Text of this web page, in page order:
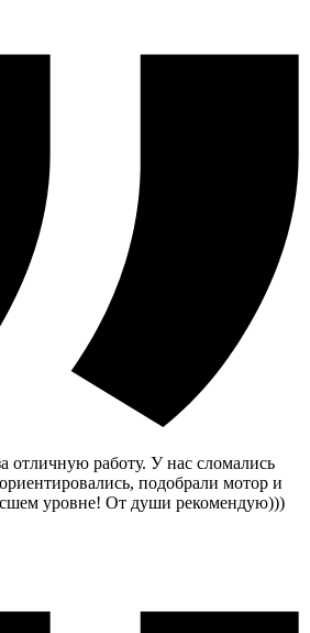
отличную работу. У нас сломались
подобрали мотор и
уровне! От души рекомендую)))